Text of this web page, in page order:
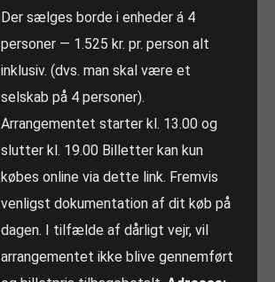
Der sælges borde i enheder á 4
personer — 1.525 kr. pr. person alt
inklusiv. (dvs. man skal være et
selskab på 4 personer).
Arrangementet starter kl. 13.00 og
slutter kl. 19.00 Billetter kan kun
købes online via dette link. Fremvis
venligst dokumentation af dit køb på
dagen. I tilfælde af dårligt vejr, vil
arrangementet ikke blive gennemført